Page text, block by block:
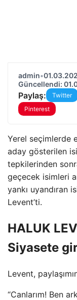
admin•
Güncellendi:
Paylaş: Twitter
Pinterest
Yerel seçimlerde
aday gösterilen
tepkilerinden
geçecek isimleri
yankı uyandıran
Levent’ti.
HALUK
Siyasete
Levent,
“Canlarım! Ben